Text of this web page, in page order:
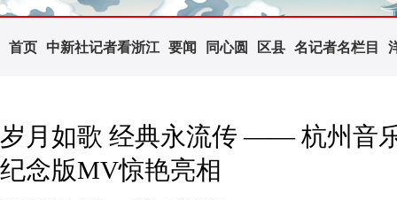
首页 中新社记者看浙江 要闻 同心圆 区县 名记者名栏目
岁月如歌 经典永流传 —— 杭州音
纪念版MV惊艳亮相